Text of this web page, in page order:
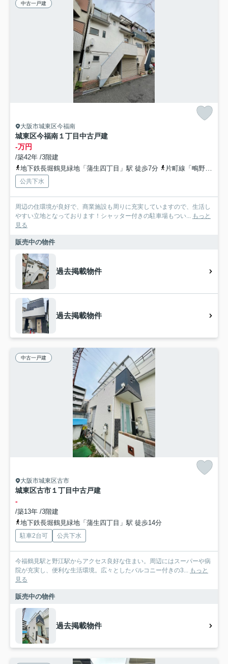
中古一戸建
大阪市城東区今福南
城東区今福南１丁目中古戸建
-万円
/築42年 /3階建
地下鉄長堀鶴見緑地「蒲生四丁目」駅 徒歩7分
片町線「鴫野」駅 徒歩9分
公共下水
周辺の住環境が良好で、商業施設も周りに充実していますので、生活し
やすい立地となっております！シャッター付きの駐車場もつい... もっと
見る
販売中の物件
過去掲載物件
過去掲載物件
中古一戸建
大阪市城東区古市
城東区古市１丁目中古戸建
-
/築13年 /3階建
地下鉄長堀鶴見緑地「蒲生四丁目」駅 徒歩14分
駐車2台可 公共下水
今福鶴見駅と野江駅からアクセス良好な住まい。周辺にはスーパーや病
院が充実し、便利な生活環境。広々としたバルコニー付きの3... もっと
見る
販売中の物件
過去掲載物件